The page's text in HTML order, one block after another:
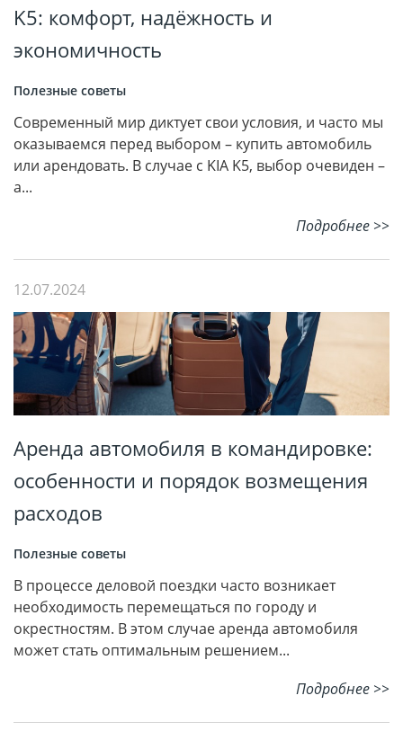
K5: комфорт, надёжность и
экономичность
Полезные советы
Современный мир диктует свои условия, и часто мы
оказываемся перед выбором – купить автомобиль
или арендовать. В случае с KIA K5, выбор очевиден –
а...
Подробнее >>
12.07.2024
Аренда автомобиля в командировке:
особенности и порядок возмещения
расходов
Полезные советы
В процессе деловой поездки часто возникает
необходимость перемещаться по городу и
окрестностям. В этом случае аренда автомобиля
может стать оптимальным решением...
Подробнее >>